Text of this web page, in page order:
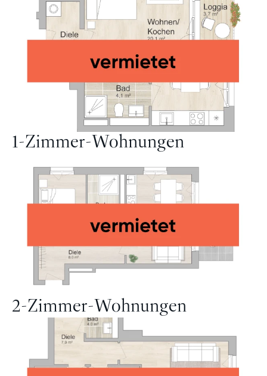
1-Zimmer-Wohnungen
Zimmer-
2-Zimmer-Wohnungen
Zimmer-